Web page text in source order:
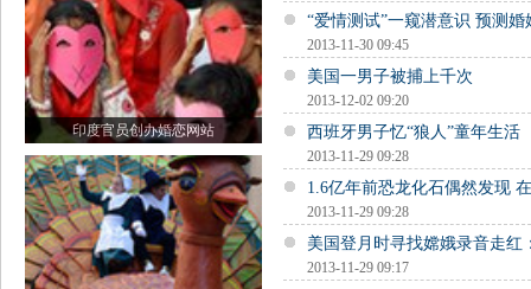
印度官员创办婚恋网站
“爱情测试”一窥潜意识 预测婚
2013-11-30 09:45
美国一男子被捕上千次
2013-12-02 09:20
西班牙男子忆“狼人”童年生活
2013-11-29 09:28
1.6亿年前恐龙化石偶然发现
2013-11-29 09:28
美国登月时寻找嫦娥录音走红
2013-11-29 09:17